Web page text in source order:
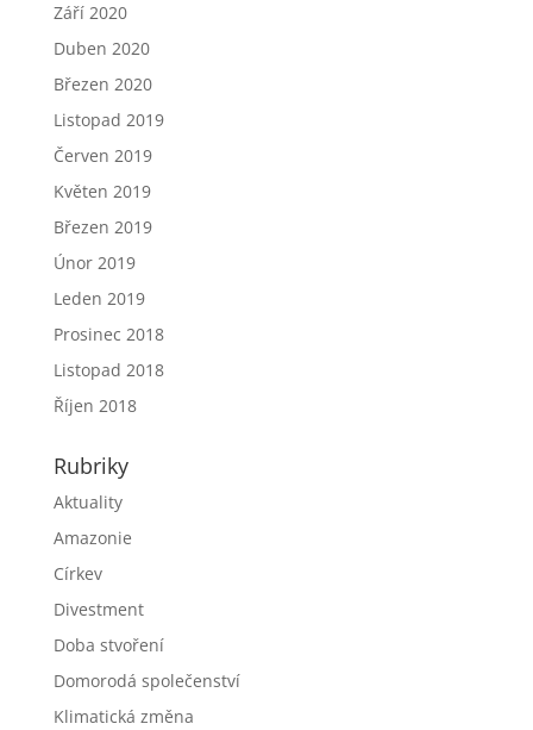
Září 2020
Duben 2020
Březen 2020
Listopad 2019
Červen 2019
Květen 2019
Březen 2019
Únor 2019
Leden 2019
Prosinec 2018
Listopad 2018
Říjen 2018
Rubriky
Aktuality
Amazonie
Církev
Divestment
Doba stvoření
Domorodá společenství
Klimatická změna